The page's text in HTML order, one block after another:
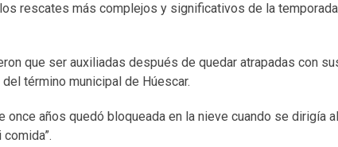
rescates más complejos y significativos de la
que ser auxiliadas después de quedar atrapadas con
término municipal de Húescar.
años quedó bloqueada en la nieve cuando se dirigía